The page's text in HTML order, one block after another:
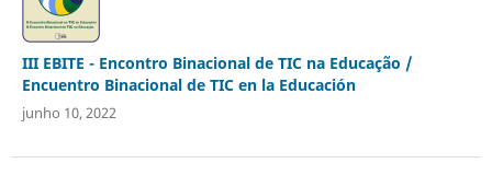
III EBITE - Encontro Binacional de TIC na Educação /
Encuentro Binacional de TIC en la Educación
junho 10, 2022